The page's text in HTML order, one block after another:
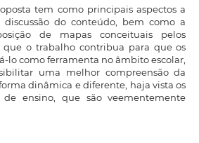
tem como principais aspectos a
do conteúdo, bem como a
de mapas conceituais pelos
que o trabalho contribua para que os
lo como ferramenta no âmbito escolar,
uma melhor compreensão da
dinâmica e diferente, haja vista os
de ensino, que são veementemente